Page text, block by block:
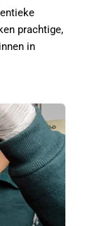
prachtige,
in